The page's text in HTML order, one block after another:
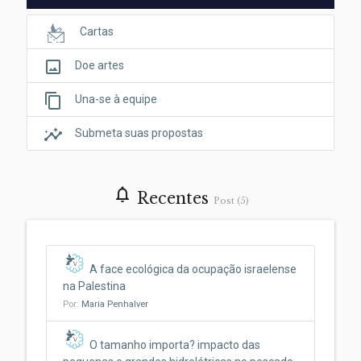
Cartas
crop_original Doe artes
content_copy Una-se à equipe
insights Submeta suas propostas
notifications_none Recentes Post (5)
A face ecológica da ocupação israelense
na Palestina
Por: Maria Penhalver
O tamanho importa? impacto das